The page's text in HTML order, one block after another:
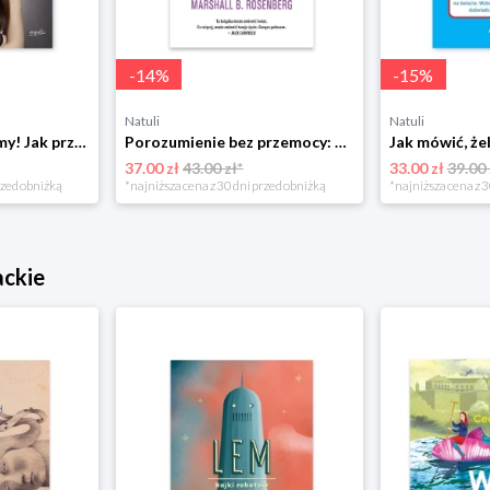
Już się nie rozumiemy! Jak przeżyć czas trzaskających drzwi Esprit
obniżką
-14%
Natuli
Porozumienie bez przemocy: o języku życia Czarna owca
37.00 zł43.00 zł*
*najniższa cena z 30 dni przed obniżką
-15%
Natuli
33.00 zł39.00
*najniższa cena z